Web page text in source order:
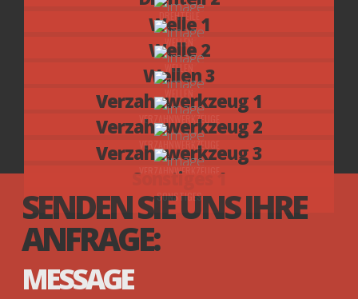
DREHTEILE
Welle 1
WELLEN
Welle 2
WELLEN
Wellen 3
Verzahnwerkzeug 1
VERZAHNWERKZEUGE
Verzahnwerkzeug 2
VERZAHNWERKZEUGE
Verzahnwerkzeug 3
VERZAHNWERKZEUGE
Sonstiges 1
SONSTIGES
SENDEN SIE UNS IHRE
ANFRAGE:
MESSAGE